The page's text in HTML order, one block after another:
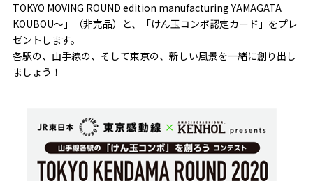
TOKYO MOVING ROUND edition manufacturing YAMAGATA
KOUBOU〜」（非売品）と、「けん玉コンボ認定カード」をプレ
ゼントします。
各駅の、山手線の、そして東京の、新しい風景を一緒に創り出し
ましょう！